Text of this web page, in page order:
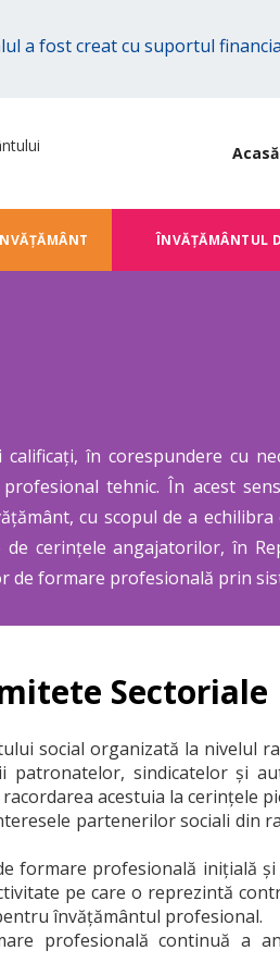
a fost creat cu suportul
Acasă
ÎNVĂŢĂMÂNTUL
în corespundere cu
tehnic. În acest
cu scopul de a
cerințele angajatorilor, în
de formare profesională prin
Sectoriale
social organizată la nivelul
sindicatelor şi
acestuia la cerinţele
partenerilor sociali din
formare profesională iniţială
pe care o reprezintă
învăţământul profesional.
profesională continuă a